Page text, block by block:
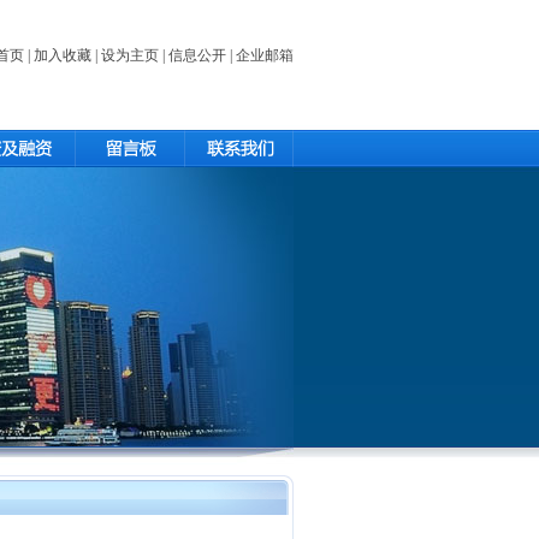
页| 加入收藏| 设为主页| 信息公开| 企业邮箱